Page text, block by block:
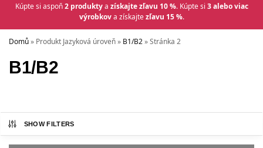
Kúpte si aspoň2 produktya získajte zľavu 10 %. Kúpte si 3 alebo viac
výrobkova získajtezľavu 15 %.
Domů» Produkt Jazyková úroveň» B1/B2»Stránka 2
B1/B2
SHOW FILTERS